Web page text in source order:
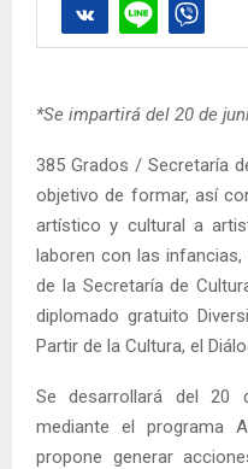
*Se impartirá del 20 de
385 Grados / Secretaría
objetivo de formar, así
artístico y cultural a
laboren con las
de la Secretaría de
diplomado gratuito
Partir de la Cultura, el
Se desarrollará del 20
mediante el programa
propone generar